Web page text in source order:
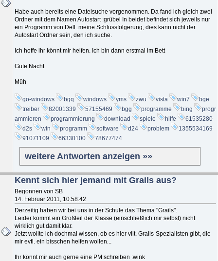
Habe auch bereits eine Dateisuche vorgenommen. Da fand ich gleich zwei
Ordner mit dem Namen Autostart :grübel In beidet befindet sich jeweils nur
ein Programm von Dell..meine Schlussfolgerung, dies kann nicht der
Autostart Ordner sein, den ich suche.
Ich hoffe ihr könnt mir helfen. Ich bin dann erstmal im Bett
Gute Nacht
Müh
go-windows bgq windows yms zwu vista win7
bge
treiber
82001339 57155469 bgg programme bing
progr
ammieren
programmierung download spiele hilfe
61535280
d2s
win programm software d24 problem
1355534169
91071109
66330100 78677474
weitere Antworten anzeigen »»
Kennt sich hier jemand mit Grails aus?
Begonnen von SB
14. Februar 2011, 10:58:42
Derzeitig haben wir bei uns in der Schule das Thema "Grails".
Leider kommt ein Großteil der Klasse (einschließlich mir selbst) nicht
wirklich gut damit klar.
Jetzt wollte ich dochmal wissen, ob es hier vllt. Grails-Spezialisten gibt, die
mir evtl. ein bisschen helfen wollen...
Ihr könnt mir auch gerne eine PM schreiben :wink